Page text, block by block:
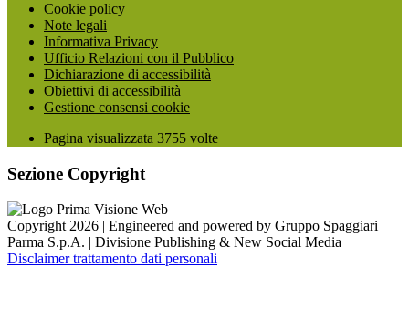
Cookie policy
Note legali
Informativa Privacy
Ufficio Relazioni con il Pubblico
Dichiarazione di accessibilità
Obiettivi di accessibilità
Gestione consensi cookie
Pagina visualizzata 3755 volte
Sezione Copyright
Copyright 2026 | Engineered and powered by Gruppo Spaggiari
Parma S.p.A. | Divisione Publishing & New Social Media
Disclaimer trattamento dati personali